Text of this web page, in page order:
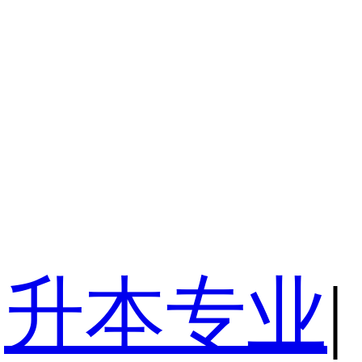
升本专业|